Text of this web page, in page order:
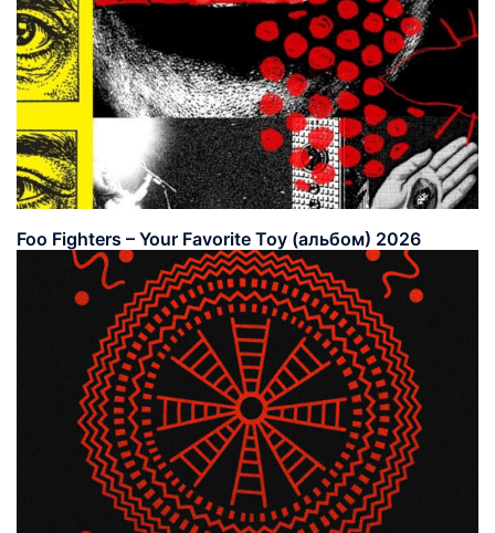
Foo Fighters – Your Favorite Toy (альбом) 2026